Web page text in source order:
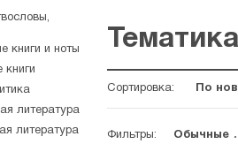
Сортировка: По
Фильтры: Обычные
книги и ноты
книги
литература
литература